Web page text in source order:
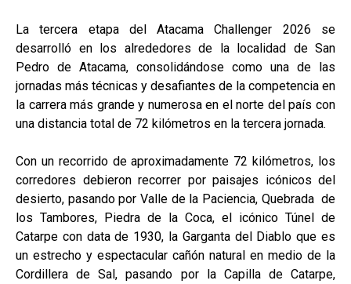
La tercera etapa del Atacama Challenger 2026 se
desarrolló en los alrededores de la localidad de San
Pedro de Atacama, consolidándose como una de las
jornadas más técnicas y desafiantes de la competencia en
la carrera más grande y numerosa en el norte del país con
una distancia total de 72 kilómetros en la tercera jornada.
Con un recorrido de aproximadamente 72 kilómetros, los
corredores debieron recorrer por paisajes icónicos del
desierto, pasando por Valle de la Paciencia, Quebrada de
los Tambores, Piedra de la Coca, el icónico Túnel de
Catarpe con data de 1930, la Garganta del Diablo que es
un estrecho y espectacular cañón natural en medio de la
Cordillera de Sal, pasando por la Capilla de Catarpe,